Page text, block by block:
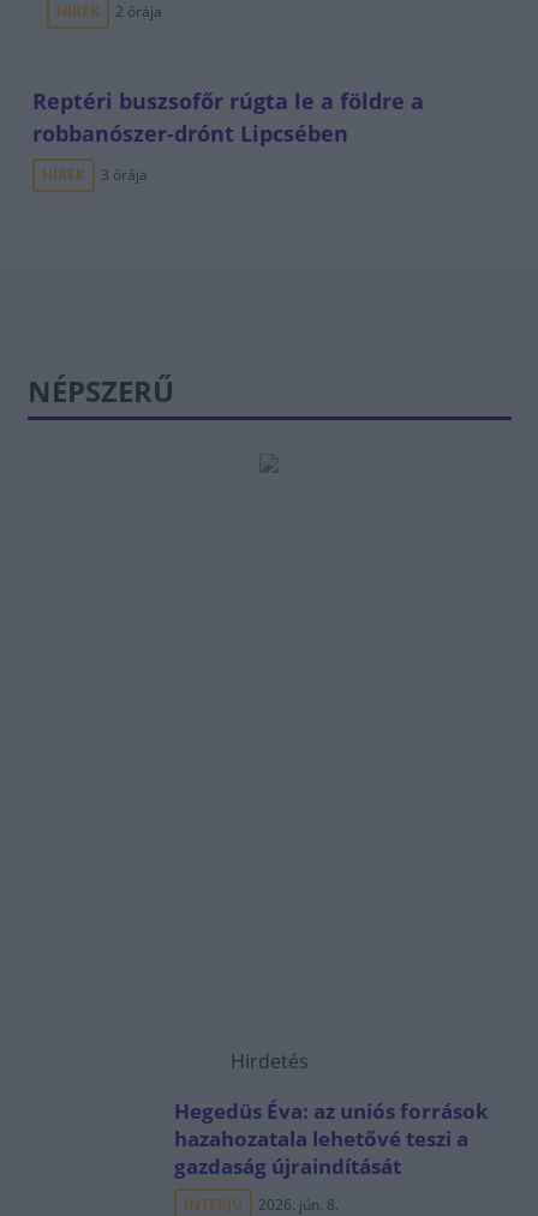
HÍREK 2 órája
Reptéri buszsofőr rúgta le a földre a
robbanószer-drónt Lipcsében
HÍREK 3 órája
NÉPSZERŰ
Hirdetés
Hegedüs Éva: az uniós források
hazahozatala lehetővé teszi a
gazdaság újraindítását
INTERJÚ 2026. jún. 8.